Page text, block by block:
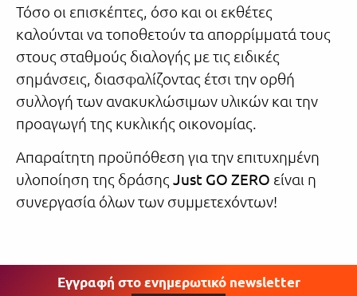
Τόσο οι επισκέπτες, όσο και οι εκθέτες
καλούνται να τοποθετούν τα απορρίμματά τους
στους σταθμούς διαλογής με τις ειδικές
σημάνσεις, διασφαλίζοντας έτσι την ορθή
συλλογή των ανακυκλώσιμων υλικών και την
προαγωγή της κυκλικής οικονομίας.
Απαραίτητη προϋπόθεση για την επιτυχημένη
υλοποίηση της δράσης Just GO ZERO είναι η
συνεργασία όλων των συμμετεχόντων!
Εγγραφή στο ενημερωτικό newsletter